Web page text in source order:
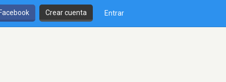
Crear cuenta Entrar